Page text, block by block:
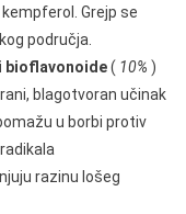
Grejp se
područja.
bioflavonoide( 10% )
blagotvoran učinak
u borbi protiv
razinu lošeg